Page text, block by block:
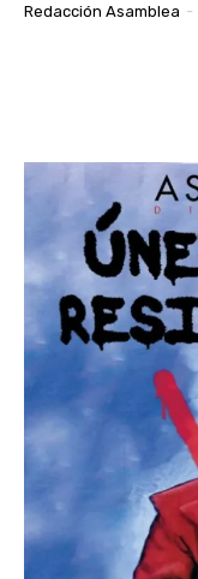
Redacción Asamblea -